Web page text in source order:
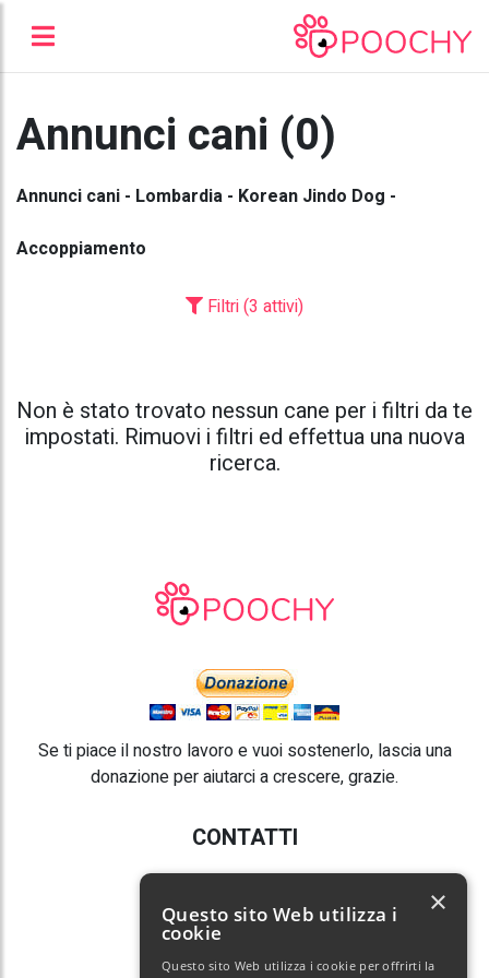
Annunci cani (0)
Annunci cani - Lombardia - Korean Jindo Dog -
Accoppiamento
Filtri (3 attivi)
Non è stato trovato nessun cane per i filtri da te
impostati. Rimuovi i filtri ed effettua una nuova
ricerca.
Se ti piace il nostro lavoro e vuoi sostenerlo, lascia una
donazione per aiutarci a crescere, grazie.
CONTATTI
E-mail:info@poochy.it
Questo sito Web utilizza i
cookie
Questo sito Web utilizza i cookie per offrirti la
×